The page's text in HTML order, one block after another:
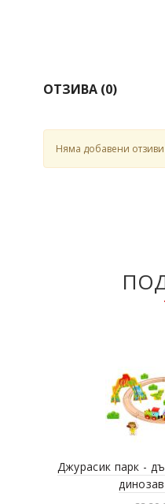
ОТЗИВА (0)
Няма добавени отзиви
Джурасик парк -